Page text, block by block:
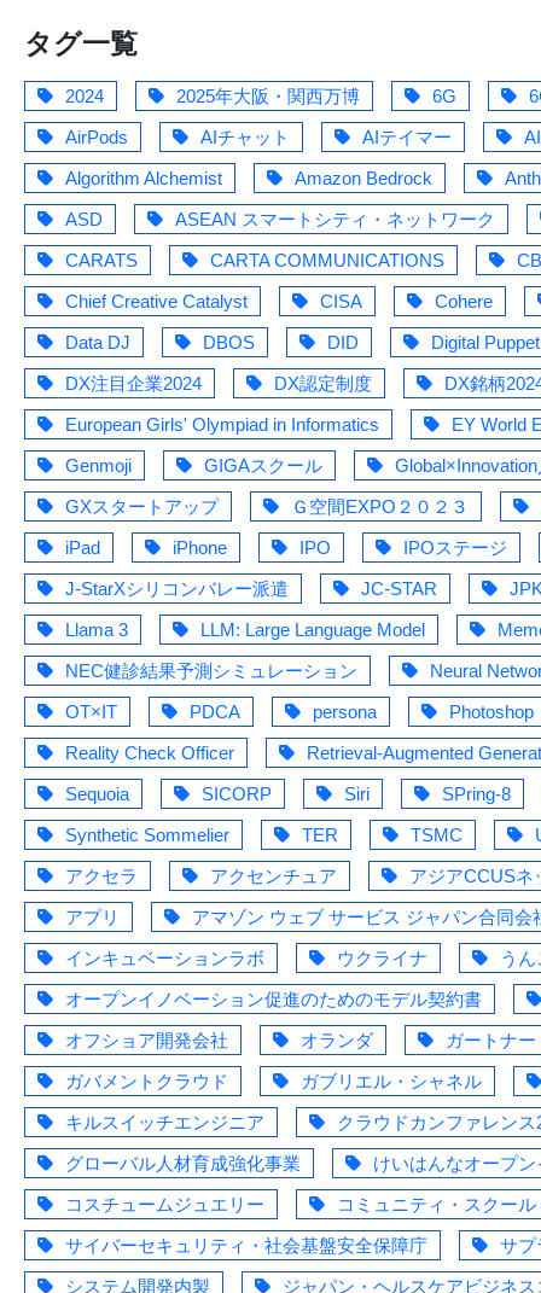
タグ一覧
2024 2025年大阪・関西万博 6G
AirPods
AIチャット AIテイマー
Algorithm Alchemist
Amazon Bedrock
ASD
ASEAN スマートシティ・ネットワーク
CARATS
CARTA COMMUNICATIONS
Chief Creative Catalyst
CISA
Cohere
Data DJ
DBOS DID
Digital
DX注目企業2024
DX認定制度
DX銘柄
European Girls' Olympiad in Informatics
EY World
Genmoji
GIGAスクール
GXスタートアップ
Ｇ空間EXPO２０２３
iPad
iPhone IPO
IPOステージ
J-StarXシリコンバレー派遣
JC-STAR
Llama 3
LLM: Large Language Model
NEC健診結果予測シミュレーション
Neural
OT×IT
PDCA persona
Photoshop
Reality Check Officer
Retrieval-Augmented
Sequoia
SICORP Siri
SPring-8
Synthetic Sommelier
TER TSMC
アクセラ
アクセンチュア
アジアCCUSネ
アプリ
アマゾン ウェブ サービス ジャパン合同会
インキュベーションラボ
ウクライナ
う
オープンイノベーション促進のためのモデル契約書
オフショア開発会社
オランダ
ガートナー
ガバメントクラウド
ガブリエル・シャネル
キルスイッチエンジニア
クラウドカンファレンス
グローバル人材育成強化事業
けいはんなオープ
コスチュームジュエリー
コミュニティ・スクール
サイバーセキュリティ・社会基盤安全保障庁
サプ
システム開発内製
ジャパン・ヘルスケアビジネ